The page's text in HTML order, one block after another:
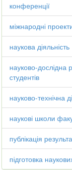
конференції
міжнародні
наукова діяльність
науково-дослідна
студентів
науково-технічна
наукові школи
публікація
підготовка